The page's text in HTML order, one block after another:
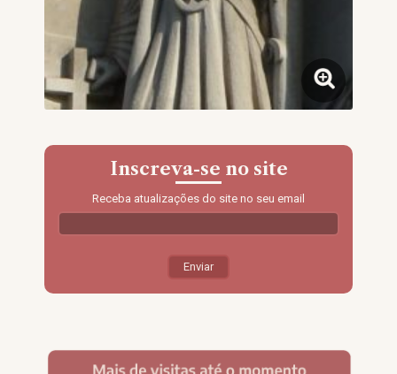
Inscreva-se no site
Receba atualizações do site no seu email